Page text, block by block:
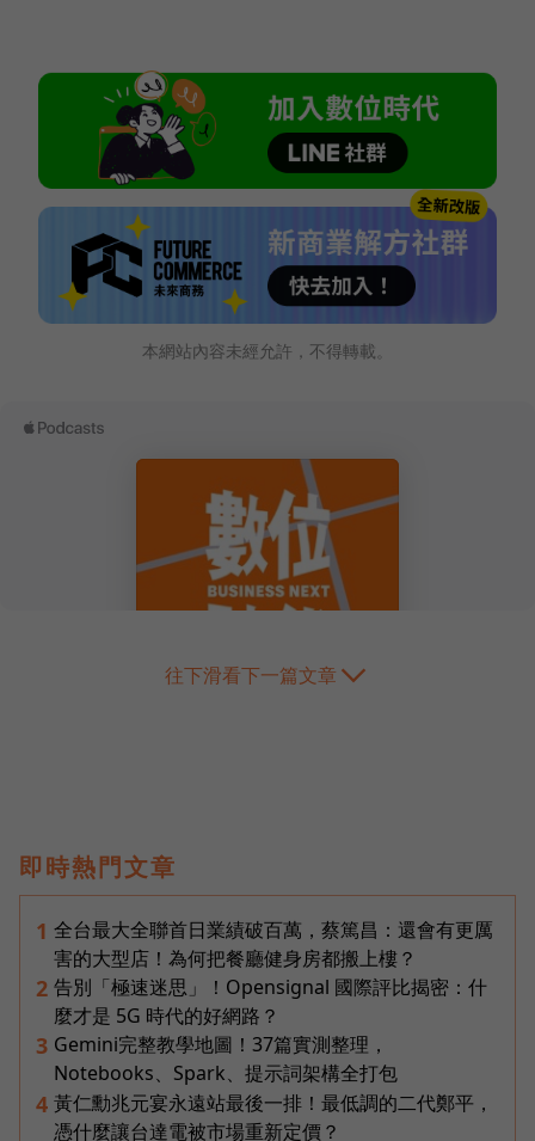
本網站內容未經允許，不得轉載。
往下滑看下一篇文章
即時熱門文章
1 全台最大全聯首日業績破百萬，蔡篤昌：還會有更厲
害的大型店！為何把餐廳健身房都搬上樓？
2 告別「極速迷思」！Opensignal 國際評比揭密：什
麼才是 5G 時代的好網路？
3 Gemini完整教學地圖！37篇實測整理，
Notebooks、Spark、提示詞架構全打包
4 黃仁勳兆元宴永遠站最後一排！最低調的二代鄭平，
憑什麼讓台達電被市場重新定價？